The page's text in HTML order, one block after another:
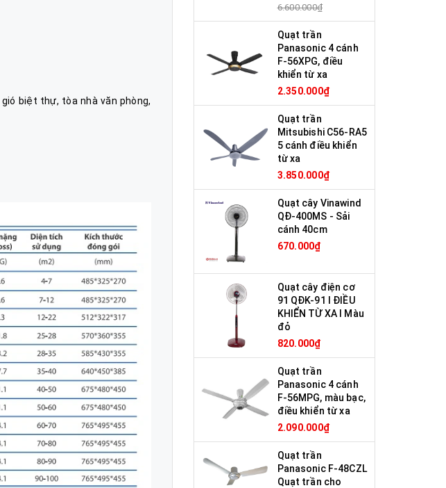
biệt thự, tòa nhà văn phòng,
6.600.000₫
Quạt trần
Panasonic 4 cánh
F-56XPG, điều
khiển từ xa
2.350.000₫
Quạt trần
Mitsubishi C56-RA5
5 cánh điều khiển
từ xa
3.850.000₫
Quạt cây Vinawind
QĐ-400MS - Sải
cánh 40cm
670.000₫
Quạt cây điện cơ
91 QĐK-91 I ĐIỀU
KHIỂN TỪ XA I Màu
đỏ
820.000₫
Quạt trần
Panasonic 4 cánh
F-56MPG, màu bạc,
điều khiển từ xa
2.090.000₫
Quạt trần
Panasonic F-48CZL
Quạt trần cho